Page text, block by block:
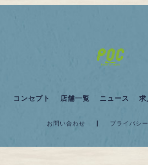
コンセプト 店舗一覧 ニュース 求
お問い合わせ プライバシ